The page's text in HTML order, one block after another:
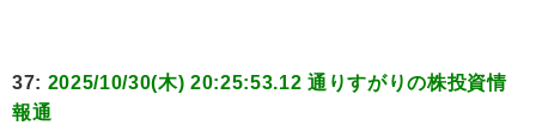
37: 2025/10/30(木) 20:25:53.12 通りすがりの株投資情
報通